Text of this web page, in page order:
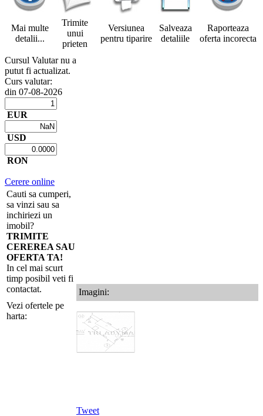
Mai multe
detalii...
Trimite
unui
prieten
Versiunea
pentru tiparire
Salveaza
detaliile
Raporteaza
oferta incorecta
Imagini:
Tweet
Cursul Valutar nu a
putut fi actualizat.
Curs valutar:
din 07-08-2026
EUR
USD
RON
Cerere online
Cauti sa cumperi,
sa vinzi sau sa
inchiriezi un
imobil?
TRIMITE
CEREREA SAU
OFERTA TA!
In cel mai scurt
timp posibil veti fi
contactat.
Vezi ofertele pe
harta: